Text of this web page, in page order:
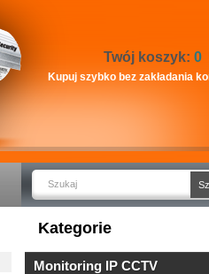
Twój koszyk: 0
Kupuj szybko bez zakładania
Kategorie
Monitoring IP CCTV